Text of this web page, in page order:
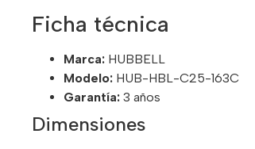
Ficha técnica
Marca: HUBBELL
Modelo: HUB-HBL-C25-163C
Garantía: 3 años
Dimensiones